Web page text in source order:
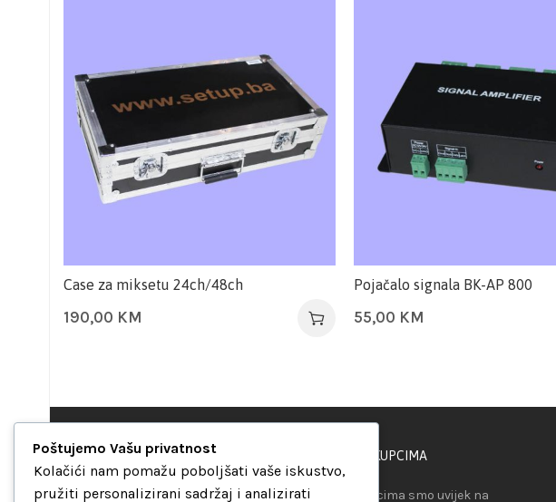
Case za miksetu 24ch/48ch
190,00 KM
Pojačalo signala BK-AP 800
55,00 KM
“Set Up S” d.o.o.
Maršala Tita b.b.
PODRŠKA KUPCIMA
Našim kupcima smo uvijek na
Poštujemo Vašu privatnost
Kolačići nam pomažu poboljšati vaše iskustvo,
pružiti personalizirani sadržaj i analizirati